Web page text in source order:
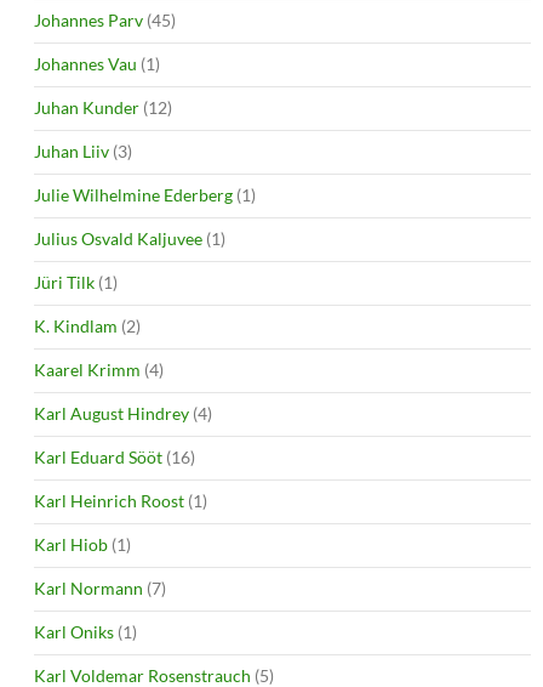
Johannes Parv (45)
Johannes Vau (1)
Juhan Kunder (12)
Juhan Liiv (3)
Julie Wilhelmine Ederberg (1)
Julius Osvald Kaljuvee (1)
Jüri Tilk (1)
K. Kindlam (2)
Kaarel Krimm (4)
Karl August Hindrey (4)
Karl Eduard Sööt (16)
Karl Heinrich Roost (1)
Karl Hiob (1)
Karl Normann (7)
Karl Oniks (1)
Karl Voldemar Rosenstrauch (5)